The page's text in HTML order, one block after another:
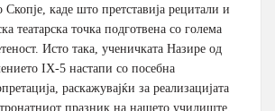
Скопје, каде што претставија рецитали и
театарска точка подготвена со голема
Исто така, ученичката Назире од
IX-5 настапи со посебна
раскажувајќи за реализацијата
празник на нашето училиште,